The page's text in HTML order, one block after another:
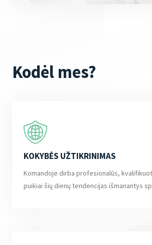
Kodėl mes?
KOKYBĖS UŽTIKRINIMAS
Komandoje dirba profesionalūs,
puikiai šių dienų tendencijas išmanantys